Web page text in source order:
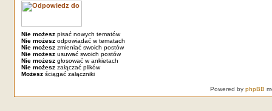
Nie możeszpisać nowych tematów
Nie możeszodpowiadać w tematach
Nie możeszzmieniać swoich postów
Nie możeszusuwać swoich postów
Nie możeszgłosować w ankietach
Nie możeszzałączać plików
Możeszściągać załączniki
Powered by phpBB